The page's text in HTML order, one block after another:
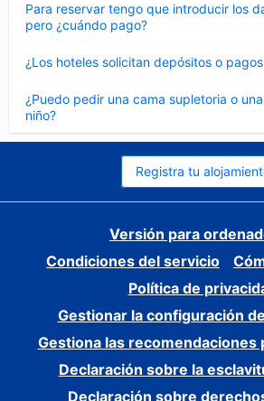
Para reservar tengo que introducir los
pero ¿cuándo pago?
cerrado
¿Los hoteles solicitan depósitos o
cerrado
¿Puedo pedir una cama supletoria o
niño?
cerrado
Registra tu
Versión para
Condiciones del servicio
Política de
Gestionar la configuración
Gestiona las recomendaciones
Declaración sobre la
Declaración sobre